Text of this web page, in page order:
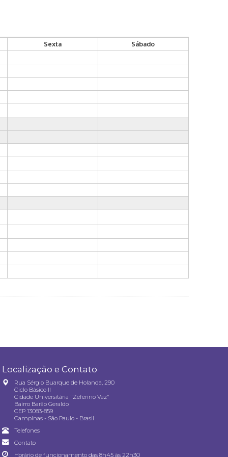
Sexta Sábado
Localização e Contato
Rua Sérgio Buarque de Holanda, 290
Ciclo Básico II
Cidade Universitária "Zeferino Vaz"
Bairro Barão Geraldo
CEP 13083-859
Campinas - São Paulo - Brasil
Telefones
Contato
Horário de funcionamento das 8h45 às 22h30